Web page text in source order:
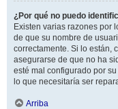
¿Por qué no puedo
Existen varias razones por
de que su nombre de
correctamente. Si lo están,
asegurarse de que no ha
esté mal configurado por
lo que necesitaría ser
Arriba